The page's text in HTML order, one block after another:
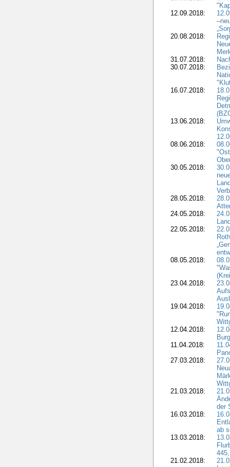
12.09.2018:
20.08.2018:
31.07.2018:
30.07.2018:
16.07.2018:
13.06.2018:
08.06.2018:
30.05.2018:
28.05.2018:
24.05.2018:
22.05.2018:
08.05.2018:
23.04.2018:
19.04.2018:
12.04.2018:
11.04.2018:
27.03.2018:
21.03.2018:
der
16.03.2018:
ab
13.03.2018:
21.02.2018: